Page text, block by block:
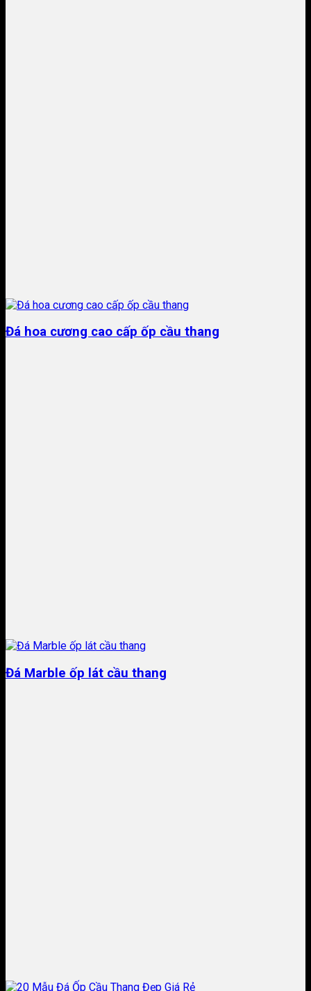
Đá hoa cương cao cấp ốp cầu thang
Đá Marble ốp lát cầu thang